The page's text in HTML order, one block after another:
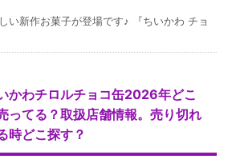
い新作お菓子が登場です♪ 『ちいかわ チョ
かわチロルチョコ缶2026年どこ
ってる？取扱店舗情報。売り切れ
時どこ探す？